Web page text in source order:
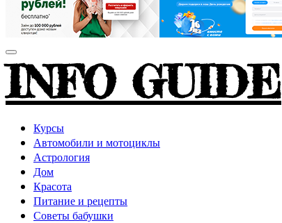
INFO GUIDE
Курсы
Автомобили и мотоциклы
Астрология
Дом
Красота
Питание и рецепты
Советы бабушки